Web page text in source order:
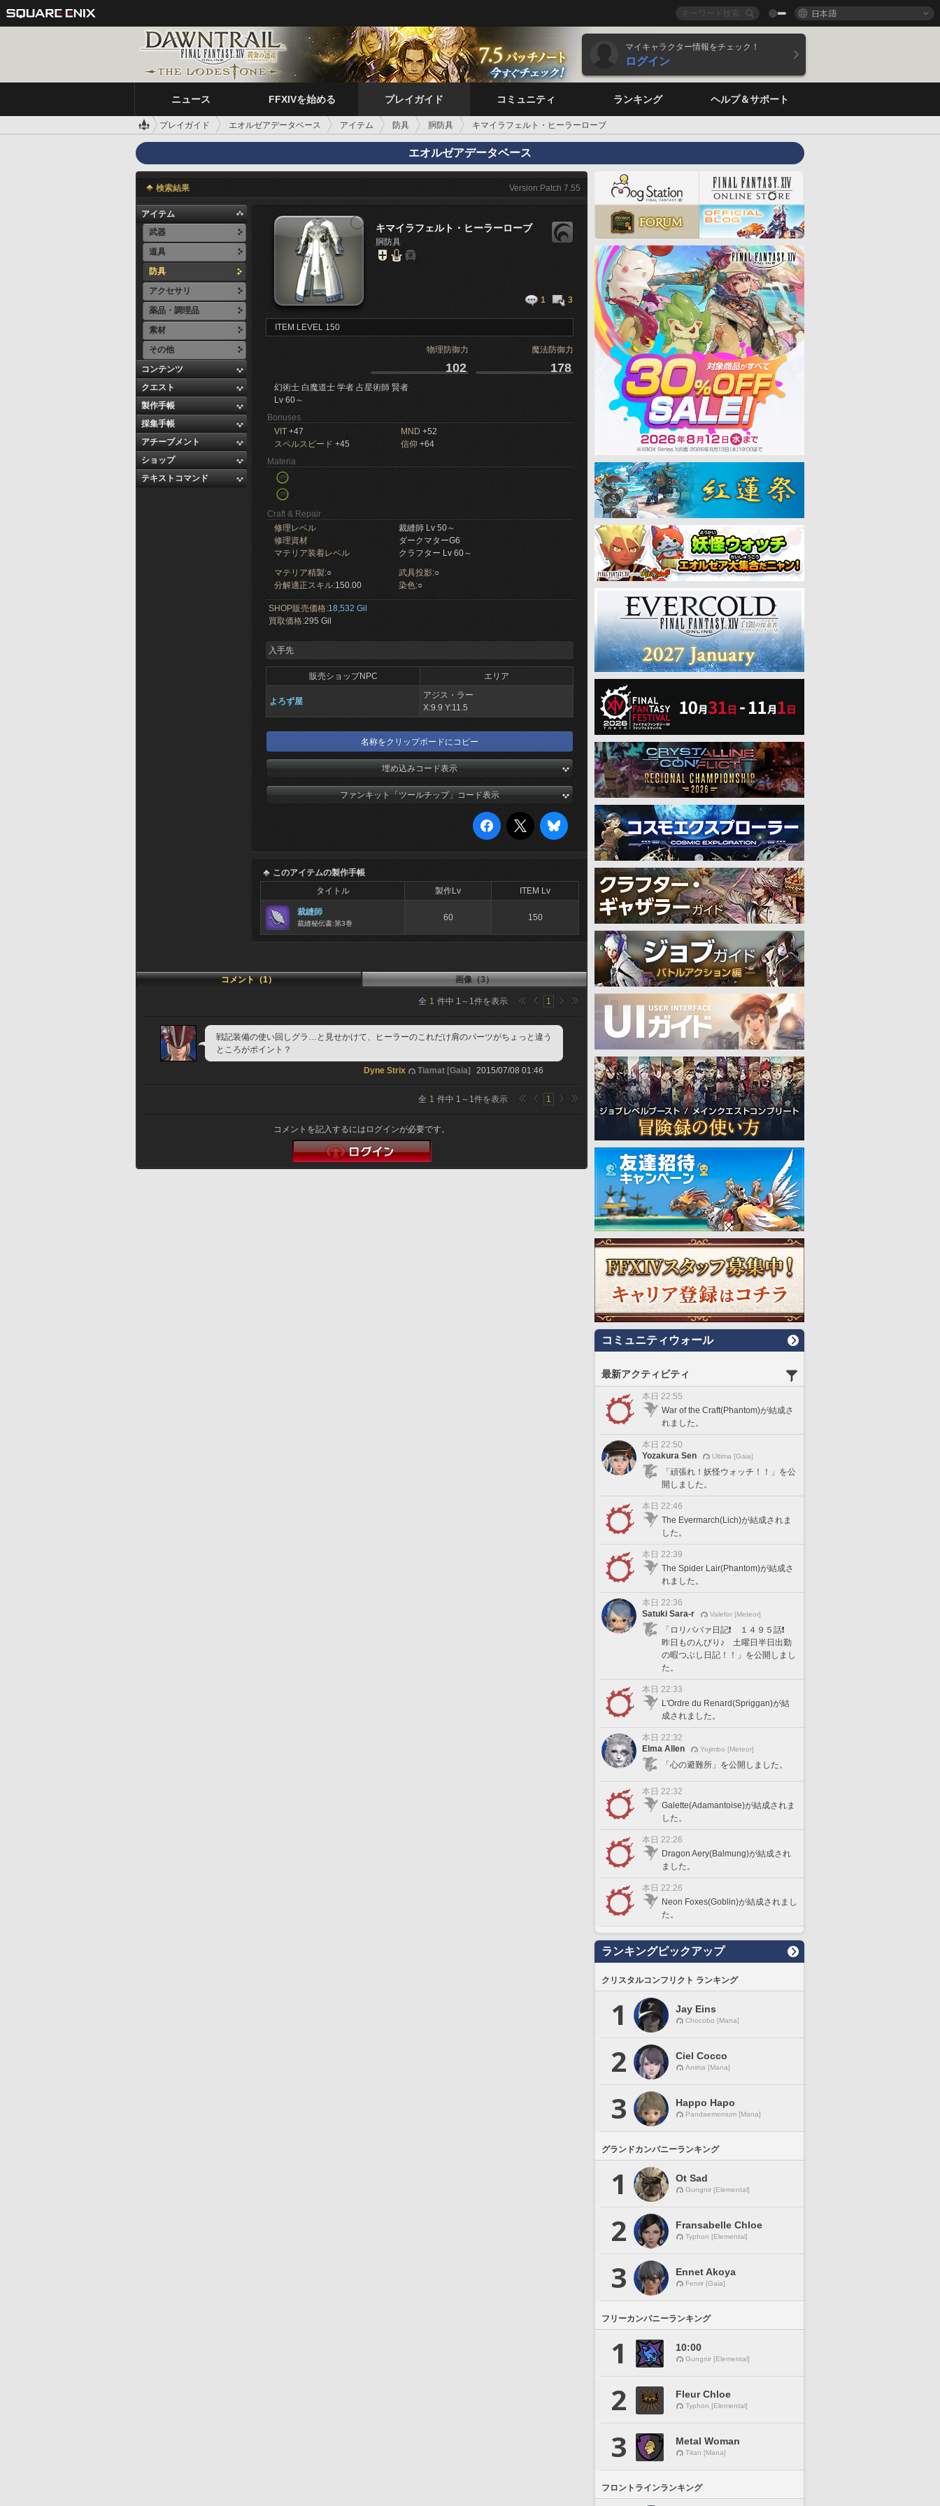
日本語
マイキャラクター情報をチェック！
ログイン
ニュース FFXIVを始める プレイガイド コミュニティ ランキング ヘルプ＆サポート
プレイガイド エオルゼアデータベース アイテム 防具 胴防具 キマイラフェルト・ヒーラーローブ
エオルゼアデータベース
検索結果 Version:Patch 7.55
アイテム
武器
道具
防具
アクセサリ
薬品・調理品
素材
その他
コンテンツ
クエスト
製作手帳
採集手帳
アチーブメント
ショップ
テキストコマンド
キマイラフェルト・ヒーラーローブ
胴防具
1 3
ITEM LEVEL 150
物理防御力 魔法防御力
102 178
幻術士 白魔道士 学者 占星術師 賢者
Lv 60～
Bonuses
VIT +47 MND +52
スペルスピード +45 信仰 +64
Materia
Craft & Repair
修理レベル
裁縫師 Lv 50～
修理資材
ダークマターG6
マテリア装着レベル
クラフター Lv 60～
マテリア精製:○ 武具投影:○
分解適正スキル:150.00 染色:○
SHOP販売価格:18,532 Gil
買取価格:295 Gil
入手先
販売ショップNPC エリア
よろず屋
アジス・ラー
X:9.9 Y:11.5
名称をクリップボードにコピー
埋め込みコード表示
ファンキット「ツールチップ」コード表示
このアイテムの製作手帳
タイトル
製作Lv ITEM Lv
裁縫師
裁縫秘伝書:第3巻
60 150
コメント（1） 画像（3）
全 1 件中 1 ～ 1件を表示 1
戦記装備の使い回しグラ…と見せかけて、ヒーラーのこれだけ肩のパーツがちょっと違う
ところがポイント？
Dyne Strix Tiamat [Gaia] 2015/07/08 01:46
全 1 件中 1 ～ 1件を表示 1
コメントを記入するにはログインが必要です。
コミュニティウォール
最新アクティビティ
本日 22:55
War of the Craft(Phantom)が結成さ
れました。
本日 22:50
Yozakura Sen
Ultima [Gaia]
「頑張れ！妖怪ウォッチ！！」を公
開しました。
本日 22:46
The Evermarch(Lich)が結成されま
した。
本日 22:39
The Spider Lair(Phantom)が結成さ
れました。
本日 22:36
Satuki Sara-r
Valefor [Meteor]
「ロリババァ日記❗️ １４９５話❗️
昨日ものんびり♪ 土曜日半日出勤
の暇つぶし日記！！」を公開しまし
た。
本日 22:33
L'Ordre du Renard(Spriggan)が結
成されました。
本日 22:32
Elma Allen
Yojimbo [Meteor]
「心の避難所」を公開しました。
本日 22:32
Galette(Adamantoise)が結成されま
した。
本日 22:26
Dragon Aery(Balmung)が結成され
ました。
本日 22:26
Neon Foxes(Goblin)が結成されまし
た。
ランキングピックアップ
クリスタルコンフリクト ランキング
1 Jay Eins
Chocobo [Mana]
2 Ciel Cocco
Anima [Mana]
3 Happo Hapo
Pandaemonium [Mana]
グランドカンパニーランキング
1 Ot Sad
Gungnir [Elemental]
2 Fransabelle Chloe
Typhon [Elemental]
3 Ennet Akoya
Fenrir [Gaia]
フリーカンパニーランキング
1 10:00
Gungnir [Elemental]
2 Fleur Chloe
Typhon [Elemental]
3 Metal Woman
Titan [Mana]
フロントラインランキング